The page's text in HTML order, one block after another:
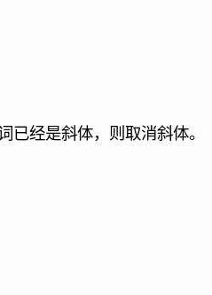
经是斜体，则取消斜体。